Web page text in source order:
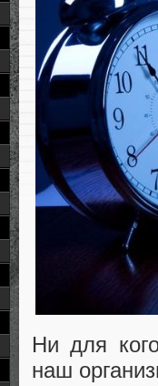
Ни для
наш